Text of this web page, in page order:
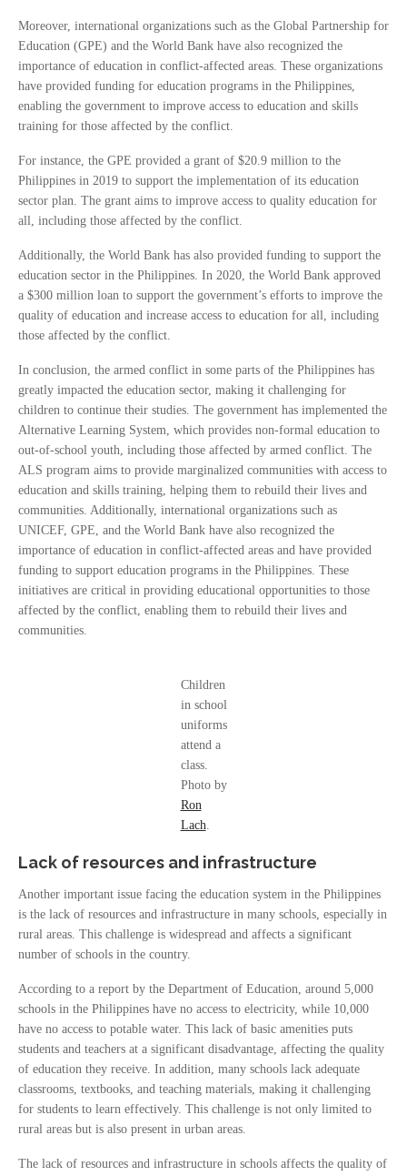
Moreover, international organizations such as the Global Partnership for
Education (GPE) and the World Bank have also recognized the
importance of education in conflict-affected areas. These organizations
have provided funding for education programs in the Philippines,
enabling the government to improve access to education and skills
training for those affected by the conflict.
For instance, the GPE provided a grant of $20.9 million to the
Philippines in 2019 to support the implementation of its education
sector plan. The grant aims to improve access to quality education for
all, including those affected by the conflict.
Additionally, the World Bank has also provided funding to support the
education sector in the Philippines. In 2020, the World Bank approved
a $300 million loan to support the government’s efforts to improve the
quality of education and increase access to education for all, including
those affected by the conflict.
In conclusion, the armed conflict in some parts of the Philippines has
greatly impacted the education sector, making it challenging for
children to continue their studies. The government has implemented the
Alternative Learning System, which provides non-formal education to
out-of-school youth, including those affected by armed conflict. The
ALS program aims to provide marginalized communities with access to
education and skills training, helping them to rebuild their lives and
communities. Additionally, international organizations such as
UNICEF, GPE, and the World Bank have also recognized the
importance of education in conflict-affected areas and have provided
funding to support education programs in the Philippines. These
initiatives are critical in providing educational opportunities to those
affected by the conflict, enabling them to rebuild their lives and
communities.
Children
in school
uniforms
attend a
class.
Photo by
Ron
Lach.
Lack of resources and infrastructure
Another important issue facing the education system in the Philippines
is the lack of resources and infrastructure in many schools, especially in
rural areas. This challenge is widespread and affects a significant
number of schools in the country.
According to a report by the Department of Education, around 5,000
schools in the Philippines have no access to electricity, while 10,000
have no access to potable water. This lack of basic amenities puts
students and teachers at a significant disadvantage, affecting the quality
of education they receive. In addition, many schools lack adequate
classrooms, textbooks, and teaching materials, making it challenging
for students to learn effectively. This challenge is not only limited to
rural areas but is also present in urban areas.
The lack of resources and infrastructure in schools affects the quality of